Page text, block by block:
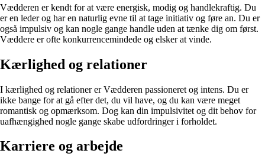
Vædderen er kendt for at være energisk, modig og handlekraftig. Du
er en leder og har en naturlig evne til at tage initiativ og føre an. Du er
også impulsiv og kan nogle gange handle uden at tænke dig om først.
Væddere er ofte konkurrencemindede og elsker at vinde.
Kærlighed og relationer
I kærlighed og relationer er Vædderen passioneret og intens. Du er
ikke bange for at gå efter det, du vil have, og du kan være meget
romantisk og opmærksom. Dog kan din impulsivitet og dit behov for
uafhængighed nogle gange skabe udfordringer i forholdet.
Karriere og arbejde